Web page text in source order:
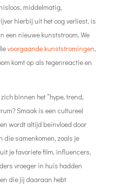
middelmatig,
hierbij uit het oog verliest, is
een nieuwe kunststroom. We
voorgaande kunststromingen,
komt op als tegenreactie en
binnen het “hype, trend,
Smaak is een cultureel
wordt altijd beïnvloed door
die samenkomen, zoals je
je favoriete film, influencers,
vroeger in huis hadden
die jij daaraan hebt